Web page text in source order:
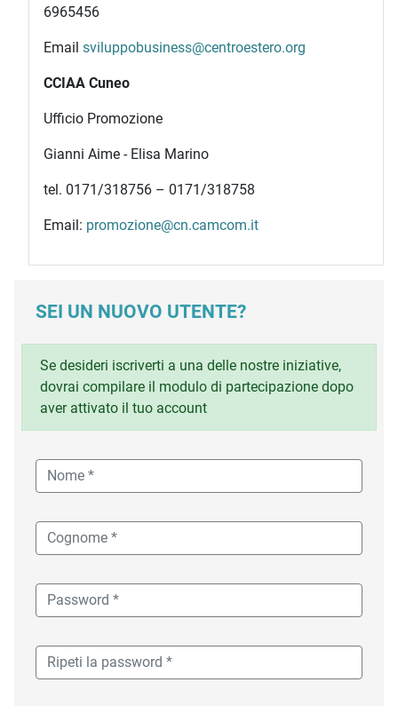
6965456
Email sviluppobusiness@centroestero.org
CCIAA Cuneo
Ufficio Promozione
Gianni Aime - Elisa Marino
tel. 0171/318756 – 0171/318758
Email: promozione@cn.camcom.it
SEI UN NUOVO UTENTE?
Se desideri iscriverti a una delle nostre iniziative,
dovrai compilare il modulo di partecipazione dopo
aver attivato il tuo account